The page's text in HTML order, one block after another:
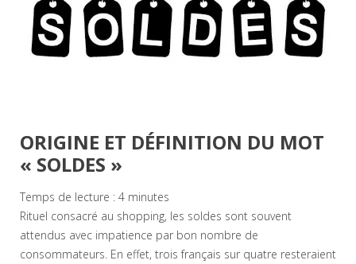
ORIGINE ET DÉFINITION DU MOT
« SOLDES »
Temps de lecture : 4 minutes
Rituel consacré au shopping, les soldes sont souvent
attendus avec impatience par bon nombre de
consommateurs. En effet, trois français sur quatre resteraient